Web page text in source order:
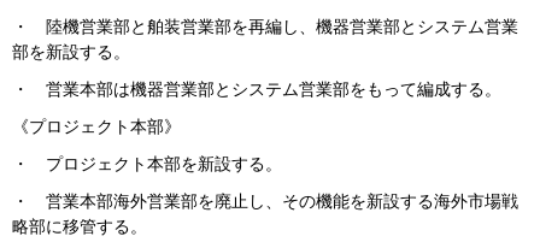
・ 陸機営業部と舶装営業部を再編し、機器営業部とシステム営業
部を新設する。
・ 営業本部は機器営業部とシステム営業部をもって編成する。
《プロジェクト本部》
・ プロジェクト本部を新設する。
・ 営業本部海外営業部を廃止し、その機能を新設する海外市場戦
略部に移管する。